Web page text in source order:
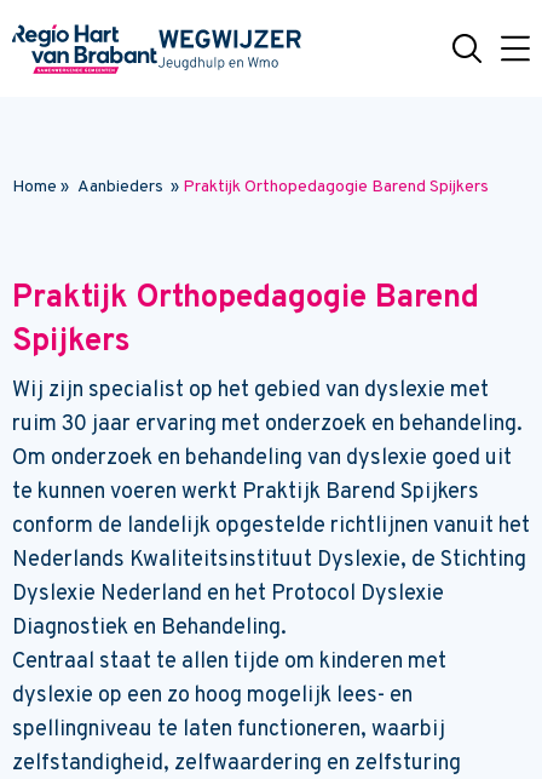
Home » Aanbieders » Praktijk Orthopedagogie Barend Spijkers
Praktijk Orthopedagogie Barend
Spijkers
Wij zijn specialist op het gebied van dyslexie met
ruim 30 jaar ervaring met onderzoek en behandeling.
Om onderzoek en behandeling van dyslexie goed uit
te kunnen voeren werkt Praktijk Barend Spijkers
conform de landelijk opgestelde richtlijnen vanuit het
Nederlands Kwaliteitsinstituut Dyslexie, de Stichting
Dyslexie Nederland en het Protocol Dyslexie
Diagnostiek en Behandeling.
Centraal staat te allen tijde om kinderen met
dyslexie op een zo hoog mogelijk lees- en
spellingniveau te laten functioneren, waarbij
zelfstandigheid, zelfwaardering en zelfsturing